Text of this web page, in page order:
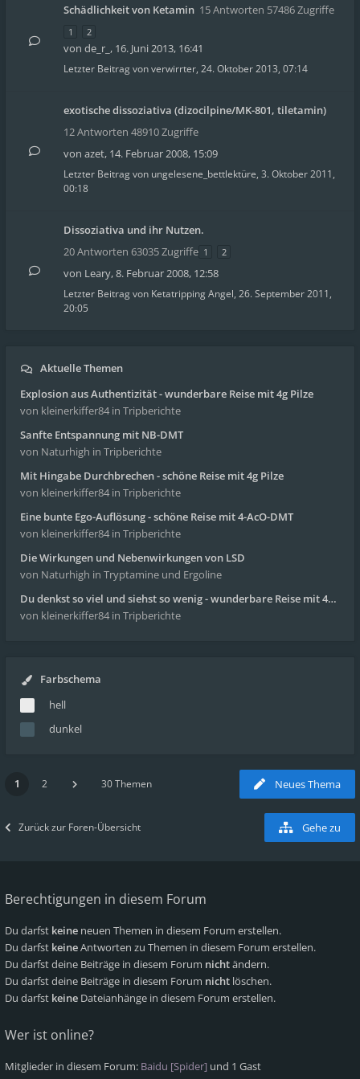
Schädlichkeit von Ketamin 15 Antworten 57486 Zugriffe
1 2
von de_r_ , 16. Juni 2013, 16:41
Letzter Beitrag vonverwirrter, 24. Oktober 2013, 07:14
exotische dissoziativa (dizocilpine/MK-801, tiletamin)
12 Antworten 48910 Zugriffe
von azet, 14. Februar 2008, 15:09
Letzter Beitrag von ungelesene_bettlektüre, 3. Oktober 2011,
00:18
Dissoziativa und ihr Nutzen.
20 Antworten 63035 Zugriffe 1 2
von Leary,8. Februar 2008, 12:58
Letzter Beitrag von Ketatripping Angel, 26. September 2011,
20:05
Aktuelle Themen
Explosion aus Authentizität - wunderbare Reise mit 4g Pilze
von kleinerkiffer84 in Tripberichte
Sanfte Entspannung mit NB-DMT
von Naturhigh in Tripberichte
Mit Hingabe Durchbrechen - schöne Reise mit 4g Pilze
von kleinerkiffer84 in Tripberichte
Eine bunte Ego-Auflösung - schöne Reise mit 4-AcO-DMT
von kleinerkiffer84 in Tripberichte
Die Wirkungen und Nebenwirkungen von LSD
von Naturhigh in Tryptamine und Ergoline
Du denkst so viel und siehst so wenig - wunderbare Reise mit 4g Pilze
von kleinerkiffer84 in Tripberichte
Farbschema
hell
dunkel
Neues Thema
1 2 30 Themen
Zurück zur Foren-Übersicht Gehe zu
Berechtigungen in diesem Forum
Du darfst keine neuen Themen in diesem Forum erstellen.
Du darfst keineAntworten zu Themen in diesem Forum erstellen.
Du darfst deine Beiträge in diesem Forum nichtändern.
Du darfst deine Beiträge in diesem Forum nicht löschen.
Du darfst keine Dateianhänge in diesem Forum erstellen.
Wer ist online?
Mitglieder in diesem Forum: Baidu [Spider] und 1 Gast